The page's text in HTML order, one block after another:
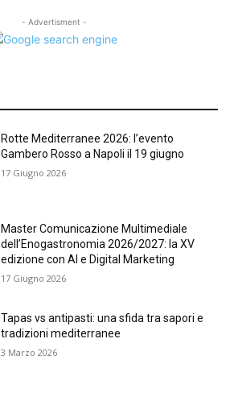
- Advertisment -
Rotte Mediterranee 2026: l’evento
Gambero Rosso a Napoli il 19 giugno
17 Giugno 2026
Master Comunicazione Multimediale
dell’Enogastronomia 2026/2027: la XV
edizione con AI e Digital Marketing
17 Giugno 2026
Tapas vs antipasti: una sfida tra sapori e
tradizioni mediterranee
3 Marzo 2026